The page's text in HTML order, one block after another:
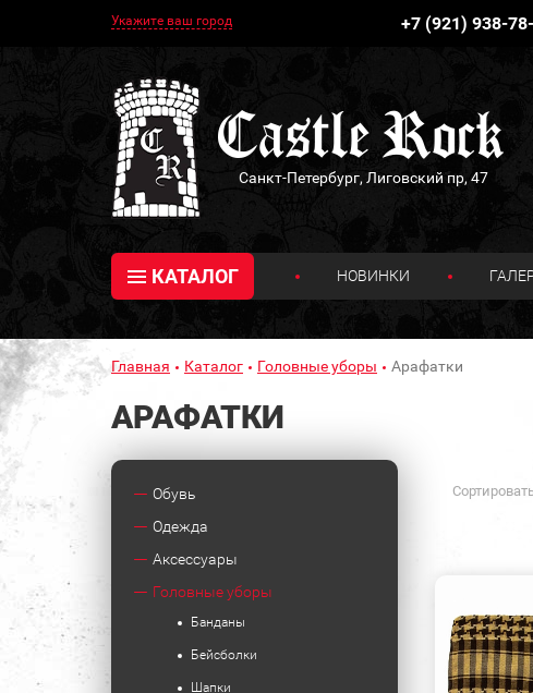
Укажите ваш город +7 (921) 938-
Санкт-Петербург, Лиговский пр, 47
КАТАЛОГ НОВИНКИ
Главная Каталог Головные уборы Арафатки
АРАФАТКИ
Обувь
Одежда
Аксессуары
Головные уборы
Банданы
Бейсболки
Шапки